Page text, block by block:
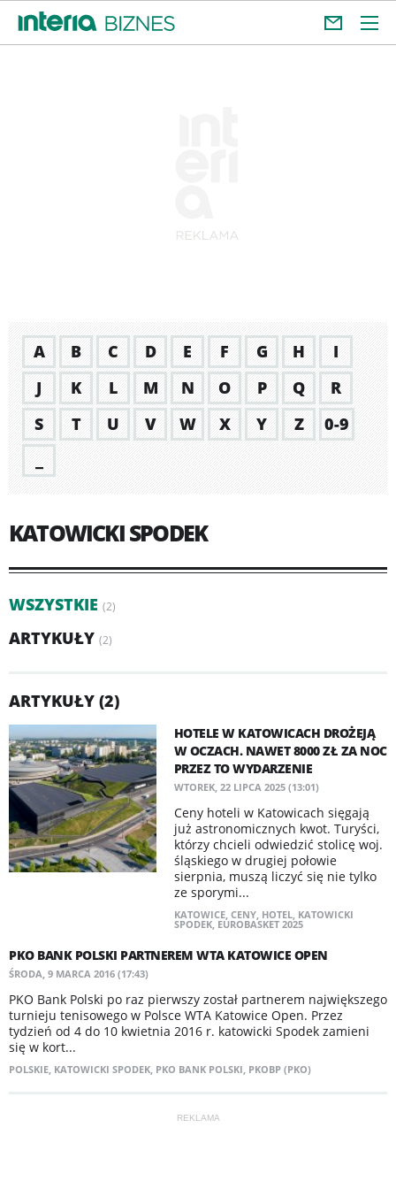
A B C D E F G H
I
J
K L M N O P Q
R
S
T U V W X Y Z
0-9
KATOWICKI SPODEK
WSZYSTKIE (2)
ARTYKUŁY (2)
ARTYKUŁY (2)
HOTELE W KATOWICACH DROŻEJĄ
W OCZACH. NAWET 8000 ZŁ ZA NOC
PRZEZ TO WYDARZENIE
WTOREK, 22 LIPCA 2025 (13:01)
Ceny hoteli w Katowicach sięgają
już astronomicznych kwot. Turyści,
którzy chcieli odwiedzić stolicę woj.
śląskiego w drugiej połowie
sierpnia, muszą liczyć się nie tylko
ze sporymi...
KATOWICE, CENY, HOTEL, KATOWICKI
SPODEK, EUROBASKET 2025
PKO BANK POLSKI PARTNEREM WTA KATOWICE OPEN
ŚRODA, 9 MARCA 2016 (17:43)
PKO Bank Polski po raz pierwszy został partnerem największego
turnieju tenisowego w Polsce WTA Katowice Open. Przez
tydzień od 4 do 10 kwietnia 2016 r. katowicki Spodek zamieni
się w kort...
POLSKIE, KATOWICKI SPODEK, PKO BANK POLSKI, PKOBP (PKO)
REKLAMA